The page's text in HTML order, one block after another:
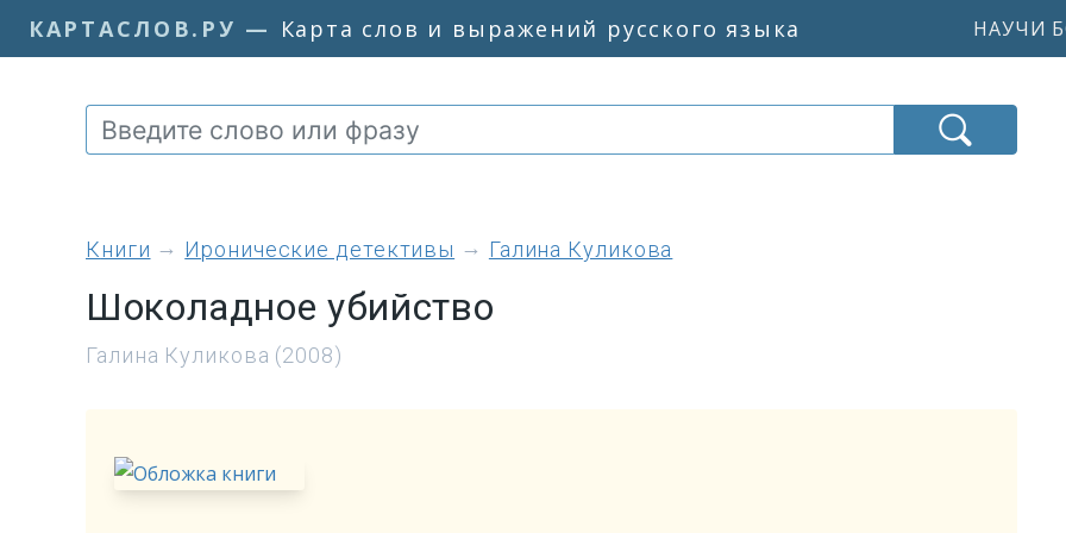
КАРТАСЛОВ.РУ — Карта слов и выражений русского языка НАУЧИ
книги Иронические детективы Галина Куликова
Шоколадное убийство
Галина Куликова (2008)